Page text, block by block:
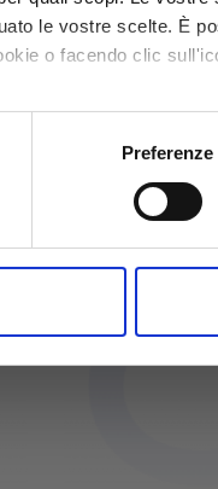
le vostre scelte. È
o facendo clic
anche:
sulla tua posizione
elaborati i tuoi dati
contenuti
Preferenze
Scopri le
prodotti del